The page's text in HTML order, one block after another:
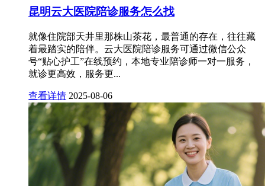
昆明云大医院陪诊服务怎么找
就像住院部天井里那株山茶花，最普通的存在，往往藏
着最踏实的陪伴。云大医院陪诊服务可通过微信公众
号“贴心护工”在线预约，本地专业陪诊师一对一服务，
就诊更高效，服务更...
查看详情 2025-08-06